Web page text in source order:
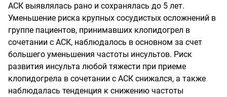
АСК выявлялась рано и сохранялась до 5 лет.
Уменьшение риска крупных сосудистых осложнений в
группе пациентов, принимавших клопидогрел в
сочетании с АСК, наблюдалось в основном за счет
большего уменьшения частоты инсультов. Риск
развития инсульта любой тяжести при приеме
клопидогрела в сочетании с АСК снижался, а также
наблюдалась тенденция к снижению частоты